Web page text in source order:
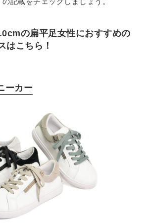
の扁平足女性におすすめの
はこちら！
ーカー